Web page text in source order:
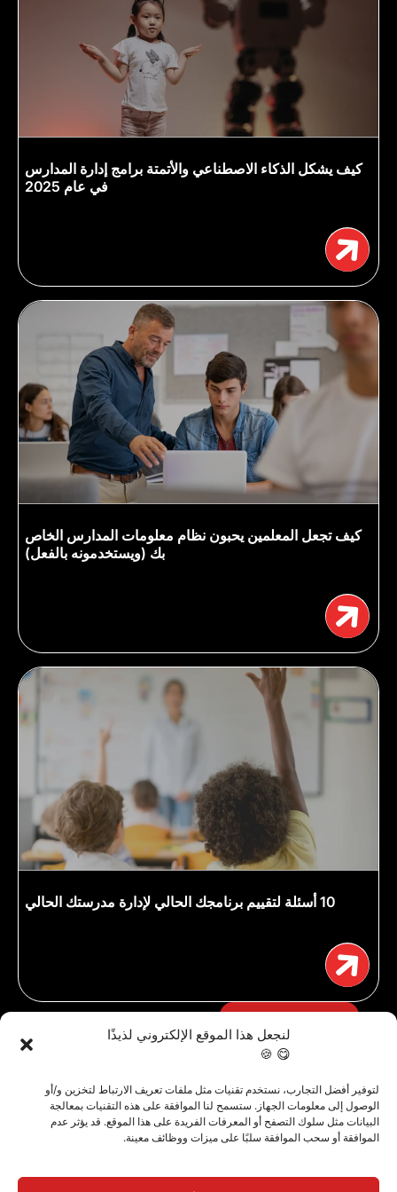
لنجعل هذا الموقع الإلكتروني لذيذًا
😋 🍪
لتوفير أفضل التجارب، نستخدم تقنيات مثل ملفات تعريف الارتباط لتخزين و/أو
الوصول إلى معلومات الجهاز. ستسمح لنا الموافقة على هذه التقنيات بمعالجة
البيانات مثل سلوك التصفح أو المعرفات الفريدة على هذا الموقع. قد يؤثر عدم
الموافقة أو سحب الموافقة سلبًا على ميزات ووظائف معينة.
كيف يشكل الذكاء الاصطناعي والأتمتة برامج إدارة المدارس
في عام 2025
كيف تجعل المعلمين يحبون نظام معلومات المدارس الخاص
بك (ويستخدمونه بالفعل)
10 أسئلة لتقييم برنامجك الحالي لإدارة مدرستك الحالي